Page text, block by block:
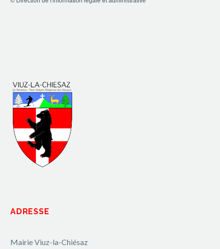
ADRESSE
Mairie Viuz-la-Chiésaz